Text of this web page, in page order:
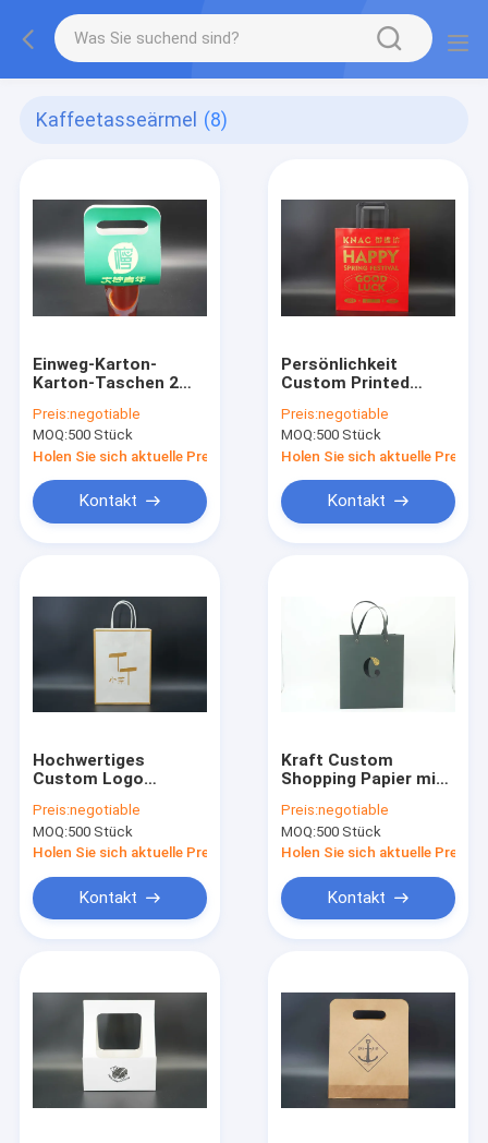
Kaffeetasseärmel (8)
Einweg-Karton-
Karton-Taschen 2
Taschen Getränke
Kaffee
Papiertaschenhalter
Preis:negotiable
MOQ:500 Stück
Holen Sie sich aktuelle Preis
Kontakt
Persönlichkeit
Custom Printed
Thanksgiving
Geschenkpapier
Verpackung
Versandtaschen für
Schuhe und Kleidung
Preis:negotiable
MOQ:500 Stück
Holen Sie sich aktuelle Preis
Kontakt
Hochwertiges
Custom Logo
Farbiges Kraftpapier
Einkaufstüten Süßes
Essen Papier
Griff
Preis:negotiable
MOQ:500 Stück
Holen Sie sich aktuelle Preis
Kontakt
Kraft Custom
Shopping Papier mit
Geschenktasche
zum Geburtstag
Preis:negotiable
MOQ:500 Stück
Holen Sie sich aktuelle Preis
Kontakt